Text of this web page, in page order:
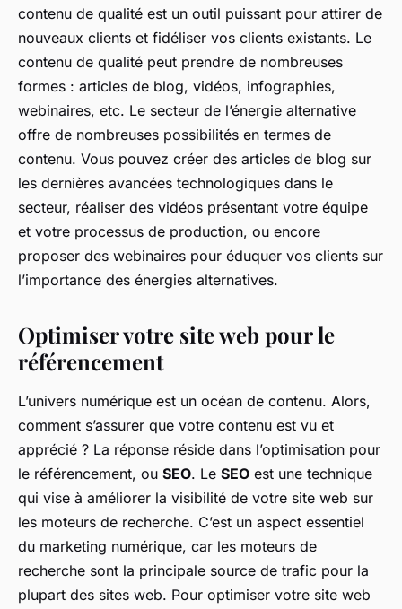
contenu de qualité est un outil puissant pour attirer de
nouveaux clients et fidéliser vos clients existants. Le
contenu de qualité peut prendre de nombreuses
formes : articles de blog, vidéos, infographies,
webinaires, etc. Le secteur de l’énergie alternative
offre de nombreuses possibilités en termes de
contenu. Vous pouvez créer des articles de blog sur
les dernières avancées technologiques dans le
secteur, réaliser des vidéos présentant votre équipe
et votre processus de production, ou encore
proposer des webinaires pour éduquer vos clients sur
l’importance des énergies alternatives.
Optimiser votre site web pour le
référencement
L’univers numérique est un océan de contenu. Alors,
comment s’assurer que votre contenu est vu et
apprécié ? La réponse réside dans l’optimisation pour
le référencement, ou SEO. Le SEO est une technique
qui vise à améliorer la visibilité de votre site web sur
les moteurs de recherche. C’est un aspect essentiel
du marketing numérique, car les moteurs de
recherche sont la principale source de trafic pour la
plupart des sites web. Pour optimiser votre site web